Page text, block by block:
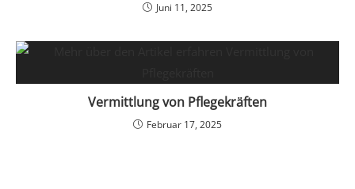
Juni 11, 2025
Vermittlung von Pflegekräften
Februar 17, 2025